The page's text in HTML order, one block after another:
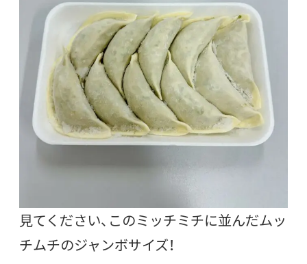
見てください、このミッチミチに並んだムッ
チムチのジャンボサイズ！